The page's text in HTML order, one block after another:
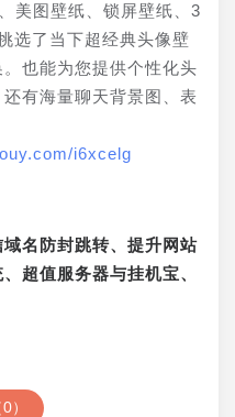
美图壁纸、锁屏壁纸、3
选了当下超经典头像壁
也能为您提供个性化头
有海量聊天背景图、表
i6xcelg
名防封跳转、提升网站
超值服务器与挂机宝、
）